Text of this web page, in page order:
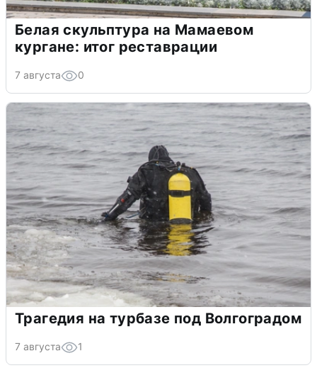
Белая скульптура на Мамаевом
кургане: итог реставрации
7 августа 0
Трагедия на турбазе под Волгоградом
7 августа 1